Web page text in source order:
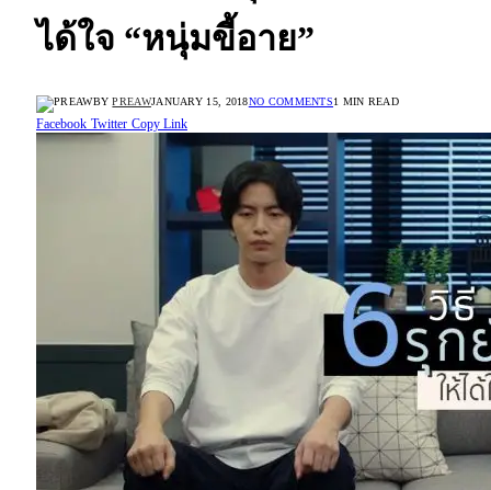
ได้ใจ “หนุ่มขี้อาย”
BY PREAWJANUARY 15, 2018NO COMMENTS1 MIN READ
Facebook Twitter Copy Link